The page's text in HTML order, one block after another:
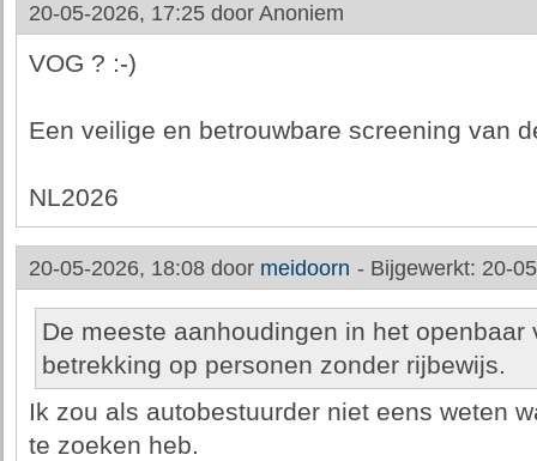
20-05-2026, 17:25 door Anoniem
VOG ? :-)
Een veilige en betrouwbare screening van
NL2026
20-05-2026, 18:08 door meidoorn - Bijgewerkt: 20-
De meeste aanhoudingen in het
betrekking op personen zonder rijbewijs.
Ik zou als autobestuurder niet eens weten
te zoeken heb.